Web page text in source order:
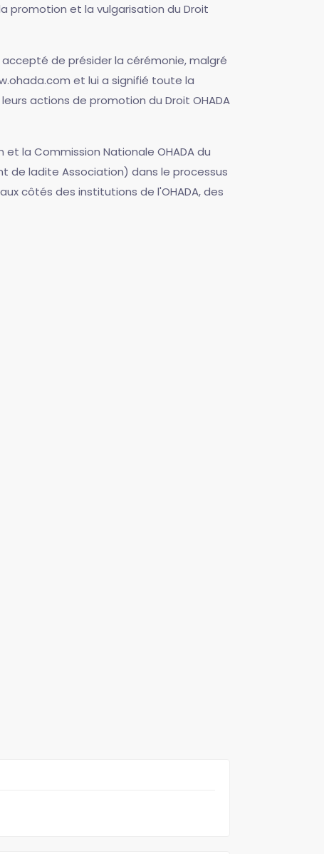
promotion et la vulgarisation du Droit
de présider la cérémonie, malgré
et lui a signifié toute la
actions de promotion du Droit OHADA
la Commission Nationale OHADA du
de ladite Association) dans le processus
côtés des institutions de l'OHADA, des